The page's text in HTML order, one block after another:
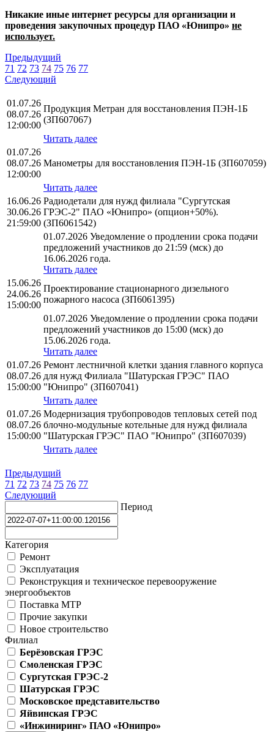
Никакие иные интернет ресурсы для организации и
проведения закупочных процедур ПАО «Юнипро» не
использует.
Предыдущий
71 72 73 74 75 76 77
Следующий
01.07.26
08.07.26
12:00:00
Продукция Метран для восстановления ПЭН-1Б
(ЗП607067)
Читать далее
01.07.26
08.07.26
12:00:00
Манометры для восстановления ПЭН-1Б (ЗП607059)
Читать далее
16.06.26
30.06.26
21:59:00
Радиодетали для нужд филиала "Сургутская
ГРЭС-2" ПАО «Юнипро» (опцион+50%).
(ЗП6061542)
01.07.2026 Уведомление о продлении срока подачи
предложений участников до 21:59 (мск) до
16.06.2026 года.
Читать далее
15.06.26
24.06.26
15:00:00
Проектирование стационарного дизельного
пожарного насоса (ЗП6061395)
01.07.2026 Уведомление о продлении срока подачи
предложений участников до 15:00 (мск) до
15.06.2026 года.
Читать далее
01.07.26
08.07.26
15:00:00
Ремонт лестничной клетки здания главного корпуса
для нужд Филиала "Шатурская ГРЭС" ПАО
"Юнипро" (ЗП607041)
Читать далее
01.07.26
08.07.26
15:00:00
Модернизация трубопроводов тепловых сетей под
блочно-модульные котельные для нужд филиала
"Шатурская ГРЭС" ПАО "Юнипро" (ЗП607039)
Читать далее
Предыдущий
71 72 73 74 75 76 77
Следующий
Период
Категория
Ремонт
Эксплуатация
Реконструкция и техническое перевооружение
энергообъектов
Поставка МТР
Прочие закупки
Новое строительство
Филиал
Берёзовская ГРЭС
Смоленская ГРЭС
Сургутская ГРЭС-2
Шатурская ГРЭС
Московское представительство
Яйвинская ГРЭС
«Инжиниринг» ПАО «Юнипро»